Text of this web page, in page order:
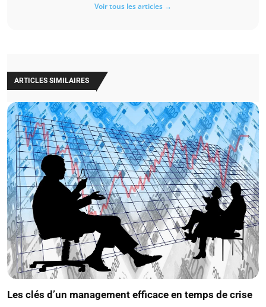
Voir tous les articles →
ARTICLES SIMILAIRES
Les clés d’un management efficace en temps de crise